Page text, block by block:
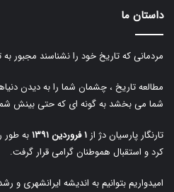
داستان ما
مردمانی که تاریخ خود را نشناسند مجبور
مطالعه تاریخ ، چشمان شما را به دیدن
شما می بخشد به گونه ای که حتی بینش
تارنگار پارسیان دژ از۱ فروردین ۱۳۹۱
به طور
کرد و استقبال هموطنان گرامی قرار گرفت.
امیدواریم بتوانیم به اندیشه ایرانشهری